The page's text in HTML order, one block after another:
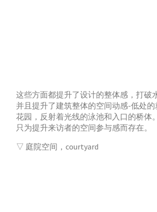
这些方面都提升了设计的整体感，打破
并且提升了建筑整体的空间动感-低处
花园，反射着光线的泳池和入口的桥体
只为提升来访者的空间参与感而存在。
▽ 庭院空间，courtyard